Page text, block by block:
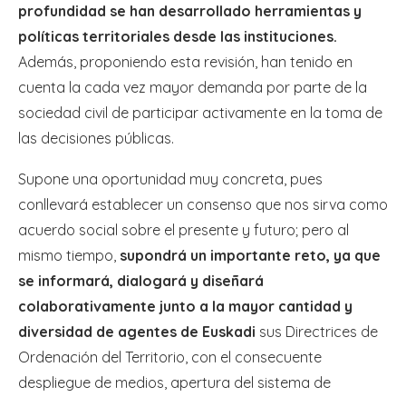
profundidad se han desarrollado herramientas y
políticas territoriales desde las instituciones.
Además, proponiendo esta revisión, han tenido en
cuenta la cada vez mayor demanda por parte de la
sociedad civil de participar activamente en la toma de
las decisiones públicas.
Supone una oportunidad muy concreta, pues
conllevará establecer un consenso que nos sirva como
acuerdo social sobre el presente y futuro; pero al
mismo tiempo, supondrá un importante reto, ya que
se informará, dialogará y diseñará
colaborativamente junto a la mayor cantidad y
diversidad de agentes de Euskadi sus Directrices de
Ordenación del Territorio, con el consecuente
despliegue de medios, apertura del sistema de